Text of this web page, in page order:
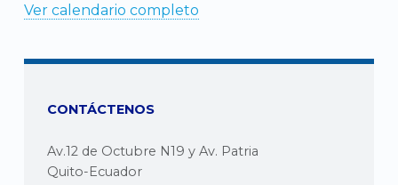
Ver calendario completo
CONTÁCTENOS
Av.12 de Octubre N19 y Av. Patria
Quito-Ecuador